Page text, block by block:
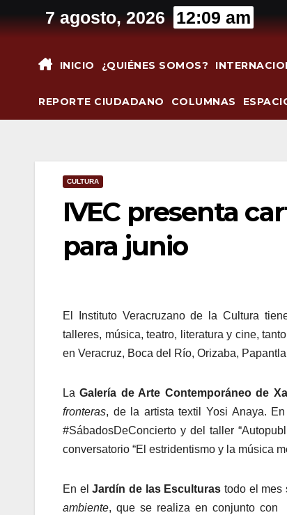
al
7 agosto, 2026 12:09 am
INICIO ¿QUIÉNES SOMOS?
REPORTE CIUDADANO COLUMNAS
CULTURA
IVEC presenta
para junio
El Instituto Veracruzano de la Cultura
talleres, música, teatro, literatura y cine,
en Veracruz, Boca del Río, Orizaba,
LaGalería de Arte Contemporáneo de
fronteras, de la artista textil Yosi Anaya.
#SábadosDeConcierto y del taller
conversatorio “El estridentismo y la música
En elJardín de las Esculturas todo el mes
ambiente, que se realiza en conjunto con